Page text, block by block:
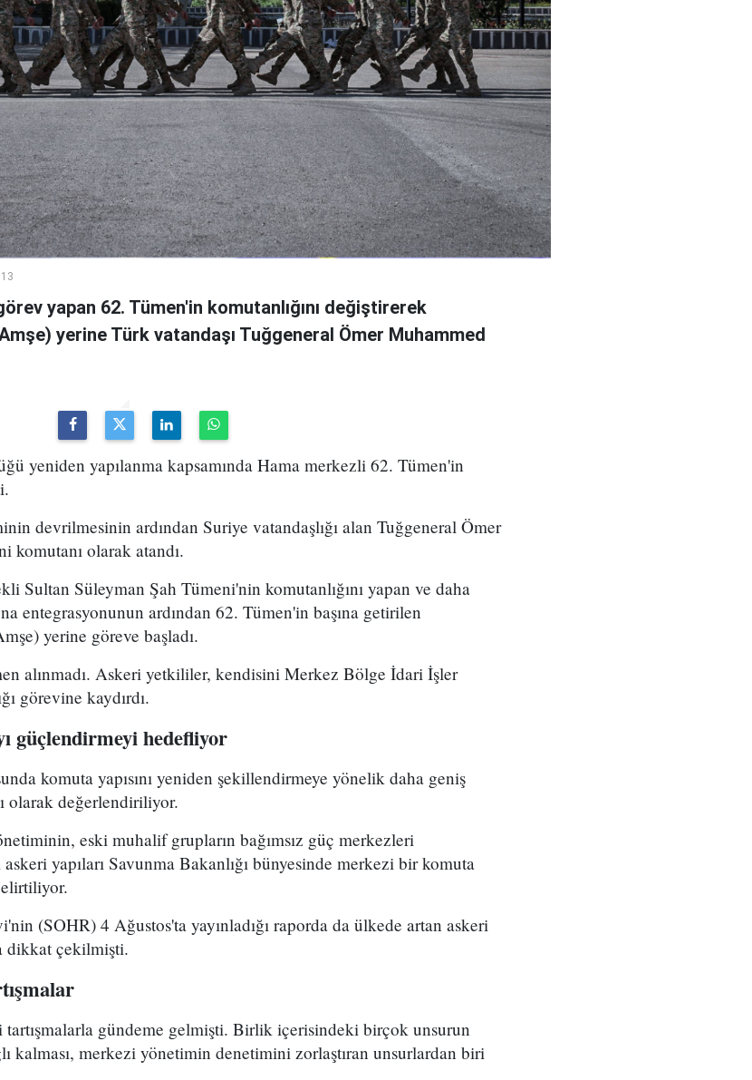
yapan 62. Tümen'in komutanlığını değiştirerek
yerine Türk vatandaşı Tuğgeneral Ömer Muhammed
yeniden yapılanma kapsamında Hama merkezli 62. Tümen'in
devrilmesinin ardından Suriye vatandaşlığı alan Tuğgeneral Ömer
olarak atandı.
Sultan Süleyman Şah Tümeni'nin komutanlığını yapan ve daha
entegrasyonunun ardından 62. Tümen'in başına getirilen
yerine göreve başladı.
alınmadı. Askeri yetkililer, kendisini Merkez Bölge İdari İşler
görevine kaydırdı.
güçlendirmeyi hedefliyor
komuta yapısını yeniden şekillendirmeye yönelik daha geniş
olarak değerlendiriliyor.
eski muhalif grupların bağımsız güç merkezleri
yapıları Savunma Bakanlığı bünyesinde merkezi bir komuta
(SOHR) 4 Ağustos'ta yayınladığı raporda da ülkede artan askeri
dikkat çekilmişti.
gündeme gelmişti. Birlik içerisindeki birçok unsurun
kalması, merkezi yönetimin denetimini zorlaştıran unsurlardan biri